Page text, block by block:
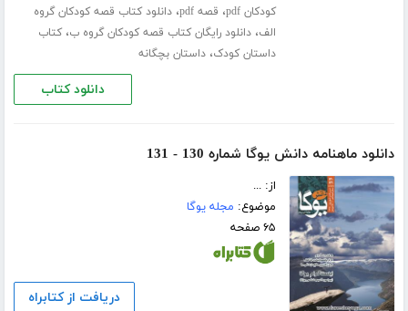
کودکان pdf
، قصه pdf ،دانلود کتاب قصه کودکان گروه
الف،دانلود رایگان کتاب قصه کودکان گروه ب،کتاب
داستان کودک،داستان بچگانه
دانلود کتاب
دانلود ماهنامه دانش یوگا شماره 130 - 131
از: ...
موضوع: مجله یوگا
۶۵ صفحه
دریافت از کتابراه